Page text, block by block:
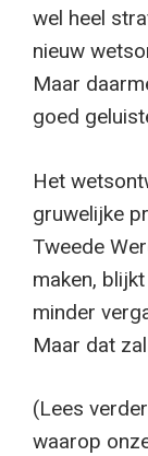
wel heel
nieuw
Maar
goed
Het
gruwelijke
Tweede
maken,
minder
Maar dat
(Lees
waarop